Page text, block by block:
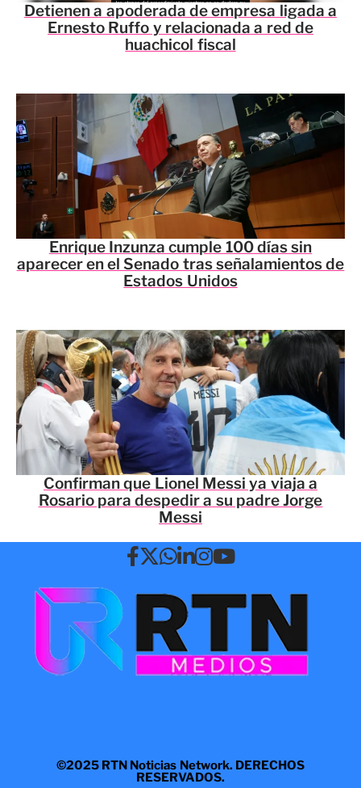
Detienen a apoderada de empresa ligada a
Ernesto Ruffo y relacionada a red de
huachicol fiscal
Enrique Inzunza cumple 100 días sin
aparecer en el Senado tras señalamientos de
Estados Unidos
Confirman que Lionel Messi ya viaja a
Rosario para despedir a su padre Jorge
Messi
©2025 RTN Noticias Network. DERECHOS
RESERVADOS.